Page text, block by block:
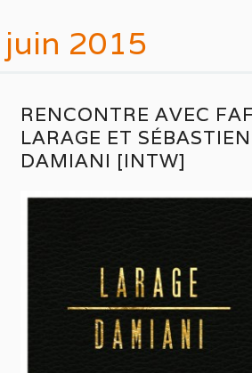
juin 2015
RENCONTRE AVEC FAF
LARAGE ET SÉBASTIEN
DAMIANI [INTW]